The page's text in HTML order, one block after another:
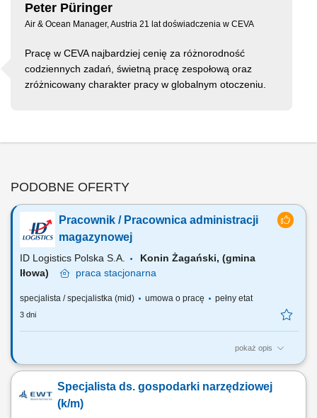
Peter Püringer
Air & Ocean Manager, Austria 21 lat doświadczenia w CEVA
Pracę w CEVA najbardziej cenię za różnorodność
codziennych zadań, świetną pracę zespołową oraz
zróżnicowany charakter pracy w globalnym otoczeniu.
PODOBNE OFERTY
Pracownik / Pracownica administracji
magazynowej
ID Logistics Polska S.A.
Konin Żagański, (gmina
Iłowa)
praca stacjonarna
specjalista / specjalistka (mid) umowa o pracę pełny etat
3 dni
pokaż opis
Twoje obowiązki: wprowadzanie danych do systemu i weryfikacja
sporządzanie raportów i analiz; dbałość o prawidłowy obieg
dokumentów;
Specjalista ds. gospodarki narzędziowej
(k/m)